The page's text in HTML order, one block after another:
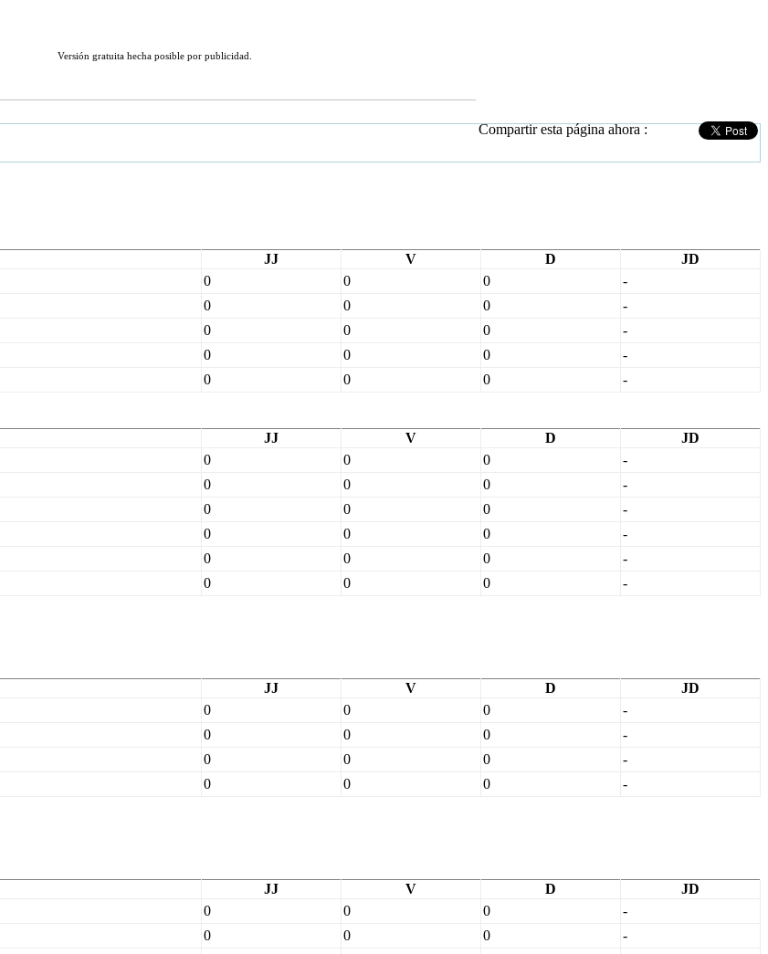
Versión gratuita hecha posible por publicidad.
Compartir esta página ahora :
JJ V D
JD
0 0 0
-
0 0 0
-
0 0 0
-
0 0 0
-
0 0 0 -
JJ V D
JD
0 0 0
-
0 0 0
-
0 0 0
-
0 0 0
-
0 0 0
-
0 0 0 -
JJ V D
JD
0 0 0
-
0 0 0
-
0 0 0
-
0 0 0 -
JJ V D
JD
0 0 0
-
0 0 0
-